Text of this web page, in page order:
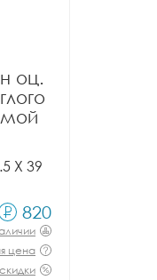
оц.
X 39
820
цена
скидки